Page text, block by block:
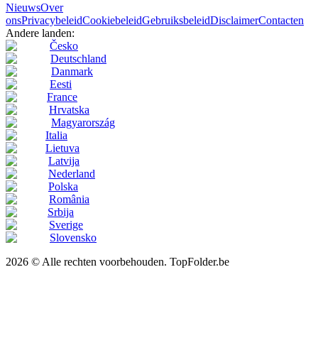
NieuwsOver
onsPrivacybeleidCookiebeleidGebruiksbeleidDisclaimerContacten
Andere landen:
Česko
Deutschland
Danmark
Eesti
France
Hrvatska
Magyarország
Italia
Lietuva
Latvija
Nederland
Polska
România
Srbija
Sverige
Slovensko
2026 © Alle rechten voorbehouden. TopFolder.be